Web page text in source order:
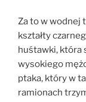
Za to w wodnej
kształty
huśtawki, która
wysokiego
ptaka, który w
ramionach